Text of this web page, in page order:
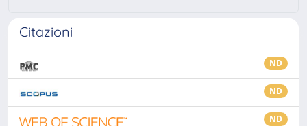
Citazioni
ND
ND
ND